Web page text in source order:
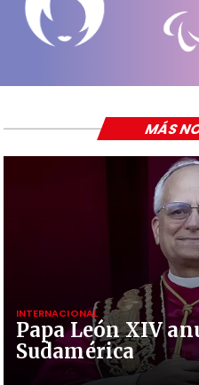
Papa León XIV
Sudamérica
INTERNACIONAL
MÁS